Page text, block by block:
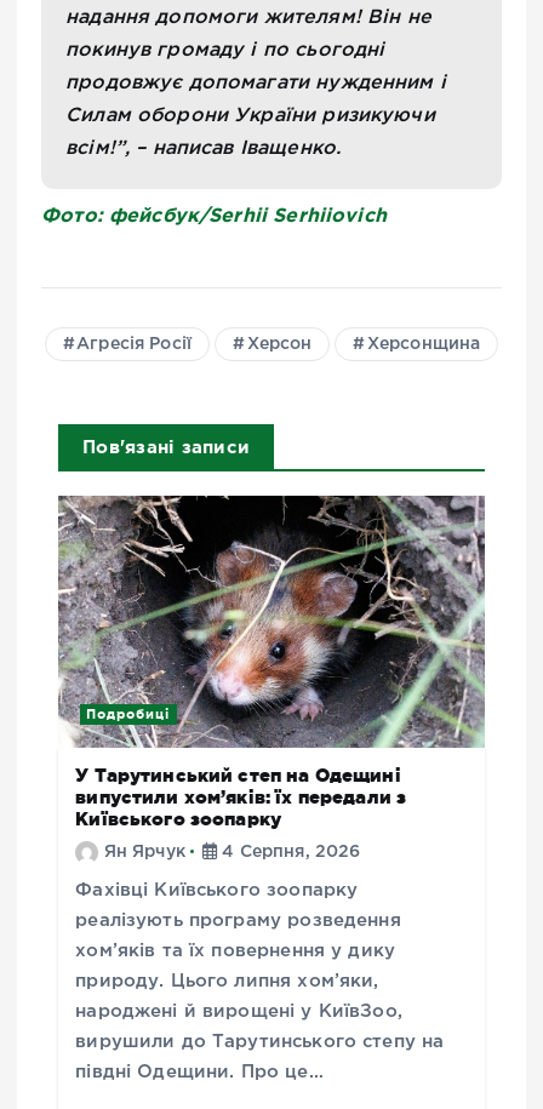
надання допомоги жителям! Він не
покинув громаду і по сьогодні
продовжує допомагати нужденним і
Силам оборони України ризикуючи
всім!”, – написав Іващенко.
Фото: фейсбук/Serhii Serhiiovich
Агресія Росії Херсон Херсонщина
Пов'язані записи
Подробиці
У Тарутинський степ на Одещині
випустили хом’яків: їх передали з
Київського зоопарку
Ян Ярчук 4 Серпня, 2026
Фахівці Київського зоопарку
реалізують програму розведення
хом’яків та їх повернення у дику
природу. Цього липня хом’яки,
народжені й вирощені у КиївЗоо,
вирушили до Тарутинського степу на
півдні Одещини. Про це…